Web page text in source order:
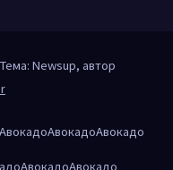
Тема: Newsup, автор
АвокадоАвокадоАвокадо
АвокадоАвокадо